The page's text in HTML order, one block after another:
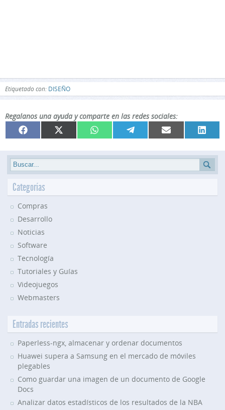
Etiquetado con: DISEÑO
Regalanos una ayuda y comparte en las redes sociales:
Compartir
en
Facebook Compartir
en
X
(Twitter)
Compartir
en
WhatsApp Compartir
en
Compartir
en
Email
en
Categorías
Compras
Desarrollo
Noticias
Software
Tecnología
Tutoriales y Guías
Videojuegos
Webmasters
Entradas recientes
Paperless-ngx, almacenar y ordenar documentos
Huawei supera a Samsung en el mercado de móviles
plegables
Como guardar una imagen de un documento de Google
Docs
Analizar datos estadísticos de los resultados de la NBA